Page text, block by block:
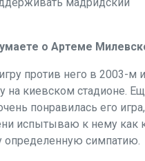
о Артеме
против него в 2003-м
на киевском стадионе.
понравилась его
испытываю к нему как
определенную симпатию.